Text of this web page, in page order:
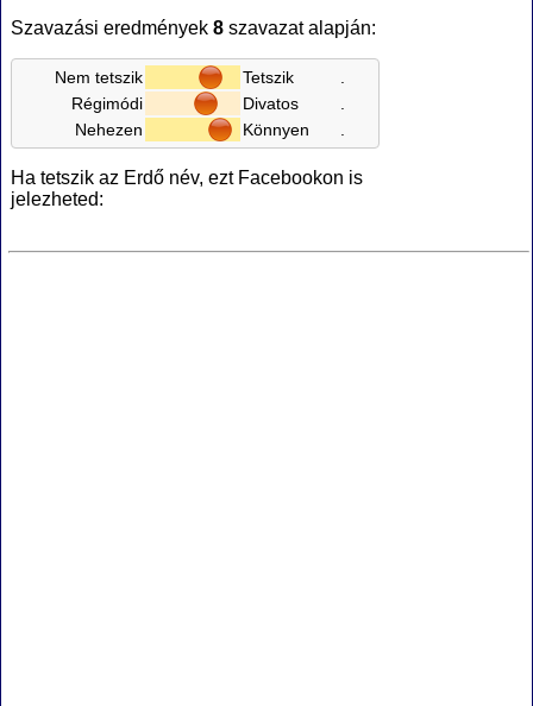
Szavazási eredmények 8 szavazat alapján:
Nem tetszik Tetszik
Régimódi
Divatos
Nehezen
Könnyen
Ha tetszik az Erdő név, ezt Facebookon is
jelezheted: